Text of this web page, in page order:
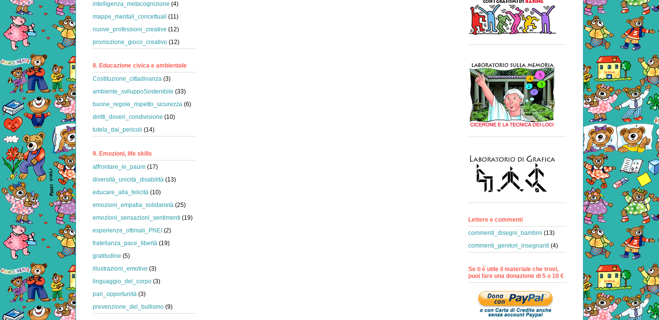
intelligenza_metacognizione (4)
mappe_mentali_concettuali (11)
nuove_professioni_creative (12)
promozione_gioco_creativo (12)
8. Educazione civica e ambientale
Costituzione_cittadinanza (3)
ambiente_sviluppoSostenibile (33)
buone_regole_rispetto_sicurezza (6)
diritti_doveri_condivisione (10)
tutela_dai_pericoli (14)
9. Emozioni, life skills
affrontare_le_paure (17)
diversità_unicità_disabilità (13)
educare_alla_felicità (10)
emozioni_empatia_solidarietà (25)
emozioni_sensazioni_sentimenti (19)
esperienze_ottimali_PNEI (2)
fratellanza_pace_libertà (19)
gratitudine (5)
illustrazioni_emotive (3)
linguaggio_del_corpo (3)
pari_opportunità (3)
prevenzione_del_bullismo (9)
Lettere e commenti
commenti_disegni_bambini (13)
commenti_genitori_insegnanti (4)
Se ti è utile il materiale che trovi,
puoi fare una donazione di 5 o 10 €